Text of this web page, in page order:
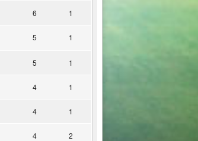
6 1
5 1
5 1
4 1
4 1
4 2